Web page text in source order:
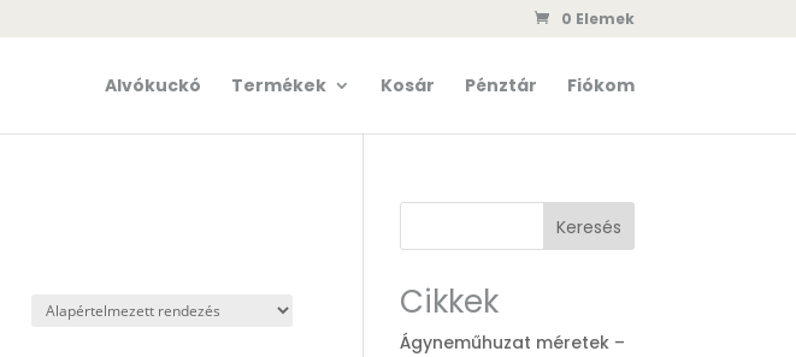
0 Elemek
Alvókuckó Termékek Kosár Pénztár Fiókom
Keresés
Cikkek
Ágyneműhuzat méretek –